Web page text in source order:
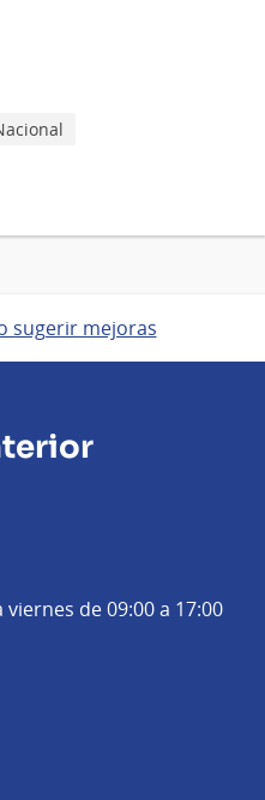
sugerir mejoras
viernes de 09:00 a 17:00